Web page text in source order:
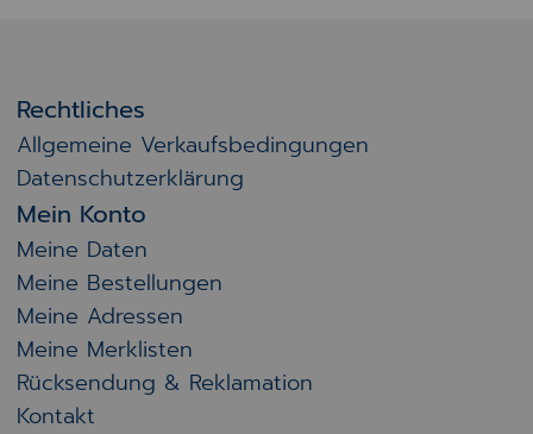
Rechtliches
Allgemeine Verkaufsbedingungen
Datenschutzerklärung
Mein Konto
Meine Daten
Meine Bestellungen
Meine Adressen
Meine Merklisten
Rücksendung & Reklamation
Kontakt